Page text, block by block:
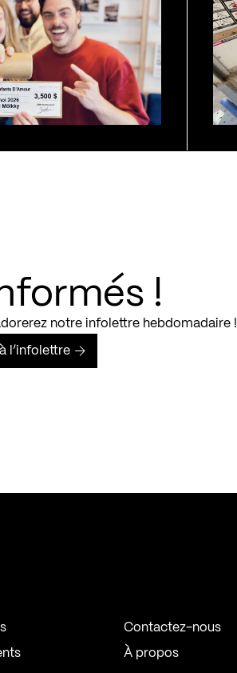
!
notre infolettre hebdomadaire !
l’infolettre
Contactez-nous
À propos